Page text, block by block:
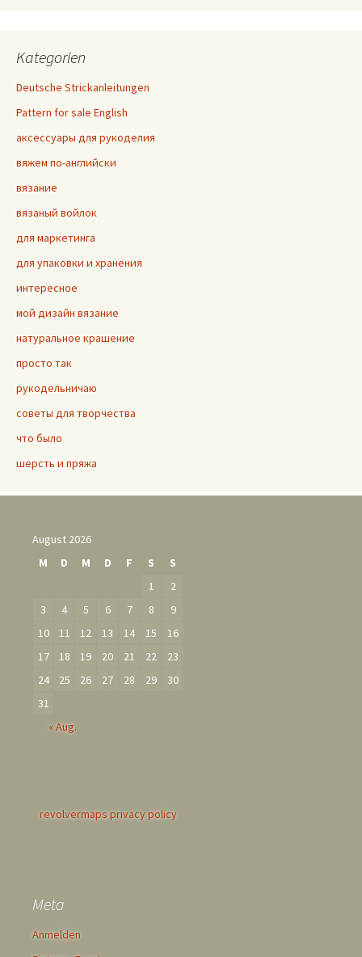
Kategorien
Deutsche Strickanleitungen
Pattern for sale English
аксессуары для рукоделия
вяжем по-английски
вязание
вязаный войлок
для маркетинга
для упаковки и хранения
интересное
мой дизайн вязание
натуральное крашение
просто так
рукодельничаю
советы для творчества
что было
шерсть и пряжа
August 2026
M
D M D F S
S
1
2
3
4 5 6 7 8
9
10
11 12 13 14 15
16
17
18 19 20 21 22
23
24
25 26 27 28 29
30
31
« Aug.
revolvermaps privacy policy
Meta
Anmelden